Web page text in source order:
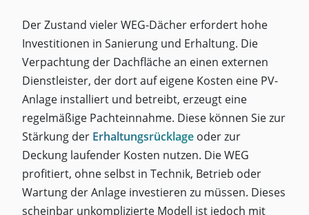
Der Zustand vieler WEG-Dächer erfordert hohe
Investitionen in Sanierung und Erhaltung. Die
Verpachtung der Dachfläche an einen externen
Dienstleister, der dort auf eigene Kosten eine PV-
Anlage installiert und betreibt, erzeugt eine
regelmäßige Pachteinnahme. Diese können Sie zur
Stärkung der Erhaltungsrücklageoder zur
Deckung laufender Kosten nutzen. Die WEG
profitiert, ohne selbst in Technik, Betrieb oder
Wartung der Anlage investieren zu müssen. Dieses
scheinbar unkomplizierte Modell ist jedoch mit